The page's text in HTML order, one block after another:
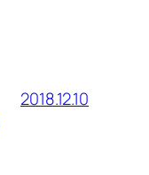
2018.12.10